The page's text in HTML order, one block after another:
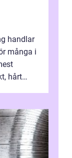
handlar
många i
hårt